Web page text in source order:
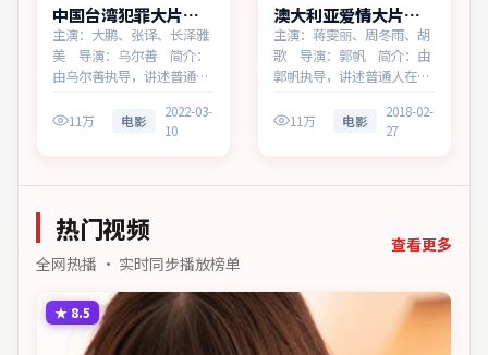
中国台湾犯罪大片危
城追缉同步追剧
主演：大鹏、张译、长泽雅
美 导演：乌尔善 简介：
由乌尔善执导，讲述普通人
国台湾出品的犯罪作品。在
记忆与现实的裂缝中，叙事
感层次，兼顾观赏性与现
实…
11万 电影
2022-03-
10
澳大利亚爱情大片星
河回响多终端播放
主演：蒋雯丽、周冬雨、胡
歌 导演：郭帆 简介：由
郭帆执导，讲述普通人在时
亚出品的爱情作品。在雨夜
与霓虹之间，叙事围绕人物
11万 电影
2018-02-
27
热门视频
全网热播 · 实时同步播放榜单
查看更多
★ 8.5